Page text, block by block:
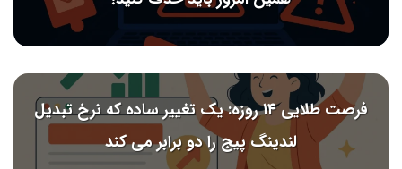
فرصت طلایی ۱۴ روزه: یک تغییر ساده که نرخ تبدیل
لندینگ پیج را دو برابر می کند